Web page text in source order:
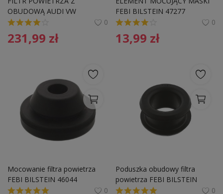
OBUDOWĄ AUDI VW
0
231,99 zł
FEBI BILSTEIN 47277
036129689B AUDI
0
13,99 zł
Mocowanie filtra powietrza
FEBI BILSTEIN 46044
6040940085
0
Poduszka obudowy filtra
powietrza FEBI BILSTEIN
34889 6460940022
0